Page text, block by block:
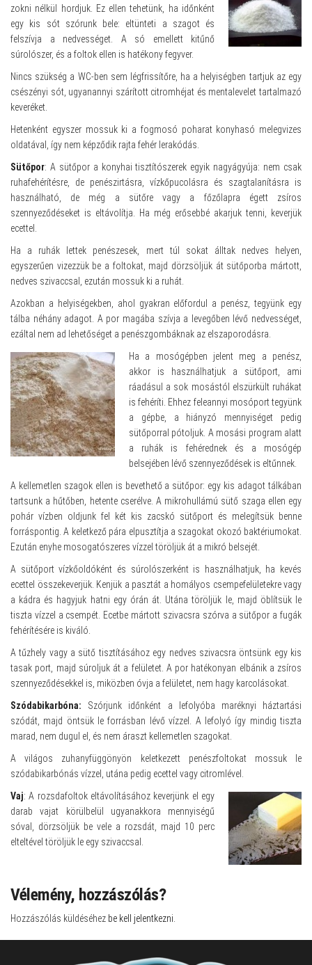
zokni nélkül hordjuk. Ez ellen tehetünk, ha időnként
egy kis sót szórunk bele: eltünteti a szagot és
felszívja a nedvességet. A só emellett kitűnő
súrolószer, és a foltok ellen is hatékony fegyver.
Nincs szükség a WC-ben sem légfrissítőre, ha a helyiségben tartjuk az egy
csészényi sót, ugyanannyi szárított citromhéjat és mentalevelet tartalmazó
keveréket.
Hetenként egyszer mossuk ki a fogmosó poharat konyhasó melegvizes
oldatával, így nem képződik rajta fehér lerakódás.
Sütőpor: A sütőpor a konyhai tisztítószerek egyik nagyágyúja: nem csak
ruhafehérítésre, de penészirtásra, vízkőpucolásra és szagtalanításra is
használható, de még a sütőre vagy a főzőlapra égett zsíros
szennyeződéseket is eltávolítja. Ha még erősebbé akarjuk tenni, keverjük
ecettel.
Ha a ruhák lettek penészesek, mert túl sokat álltak nedves helyen,
egyszerűen vizezzük be a foltokat, majd dörzsöljük át sütőporba mártott,
nedves szivaccsal, ezután mossuk ki a ruhát.
Azokban a helyiségekben, ahol gyakran előfordul a penész, tegyünk egy
tálba néhány adagot. A por magába szívja a levegőben lévő nedvességet,
ezáltal nem ad lehetőséget a penészgombáknak az elszaporodásra.
Ha a mosógépben jelent meg a penész,
akkor is használhatjuk a sütőport, ami
ráadásul a sok mosástól elszürkült ruhákat
is fehéríti. Ehhez feleannyi mosóport tegyünk
a gépbe, a hiányzó mennyiséget pedig
sütőporral pótoljuk. A mosási program alatt
a ruhák is fehérednek és a mosógép
belsejében lévő szennyeződések is eltűnnek.
A kellemetlen szagok ellen is bevethető a sütőpor: egy kis adagot tálkában
tartsunk a hűtőben, hetente cserélve. A mikrohullámú sütő szaga ellen egy
pohár vízben oldjunk fel két kis zacskó sütőport és melegítsük benne
forráspontig. A keletkező pára elpusztítja a szagokat okozó baktériumokat.
Ezután enyhe mosogatószeres vízzel töröljük át a mikró belsejét.
A sütőport vízkőoldóként és súrolószerként is használhatjuk, ha kevés
ecettel összekeverjük. Kenjük a pasztát a homályos csempefelületekre vagy
a kádra és hagyjuk hatni egy órán át. Utána töröljük le, majd öblítsük le
tiszta vízzel a csempét. Ecetbe mártott szivacsra szórva a sütőpor a fugák
fehérítésére is kiváló.
A tűzhely vagy a sütő tisztításához egy nedves szivacsra öntsünk egy kis
tasak port, majd súroljuk át a felületet. A por hatékonyan elbánik a zsíros
szennyeződésekkel is, miközben óvja a felületet, nem hagy karcolásokat.
Szódabikarbóna: Szórjunk időnként a lefolyóba maréknyi háztartási
szódát, majd öntsük le forrásban lévő vízzel. A lefolyó így mindig tiszta
marad, nem dugul el, és nem áraszt kellemetlen szagokat.
A világos zuhanyfüggönyön keletkezett penészfoltokat mossuk le
szódabikarbónás vízzel, utána pedig ecettel vagy citromlével.
Vaj: A rozsdafoltok eltávolításához keverjünk el egy
darab vajat körülbelül ugyanakkora mennyiségű
sóval, dörzsöljük be vele a rozsdát, majd 10 perc
elteltével töröljük le egy szivaccsal.
Vélemény, hozzászólás?
Hozzászólás küldéséhez be kell jelentkezni.